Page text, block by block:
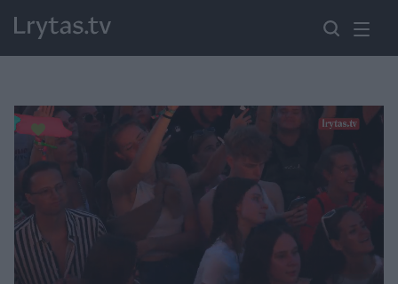
Paremkite Ukrainą